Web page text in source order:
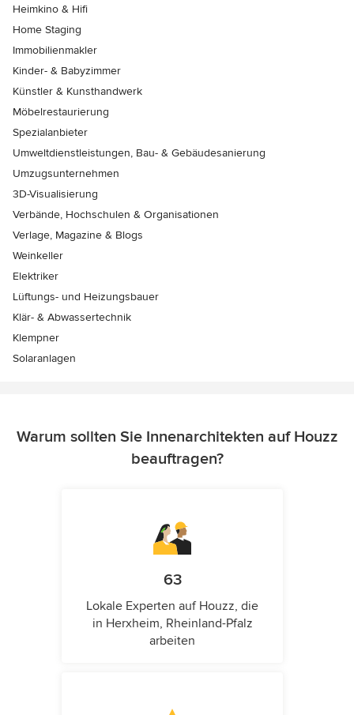
Heimkino & Hifi
Home Staging
Immobilienmakler
Kinder- & Babyzimmer
Künstler & Kunsthandwerk
Möbelrestaurierung
Spezialanbieter
Umweltdienstleistungen, Bau- & Gebäudesanierung
Umzugsunternehmen
3D-Visualisierung
Verbände, Hochschulen & Organisationen
Verlage, Magazine & Blogs
Weinkeller
Elektriker
Lüftungs- und Heizungsbauer
Klär- & Abwassertechnik
Klempner
Solaranlagen
Warum sollten Sie Innenarchitekten auf Houzz
beauftragen?
63
Lokale Experten auf Houzz, die
in Herxheim, Rheinland-Pfalz
arbeiten